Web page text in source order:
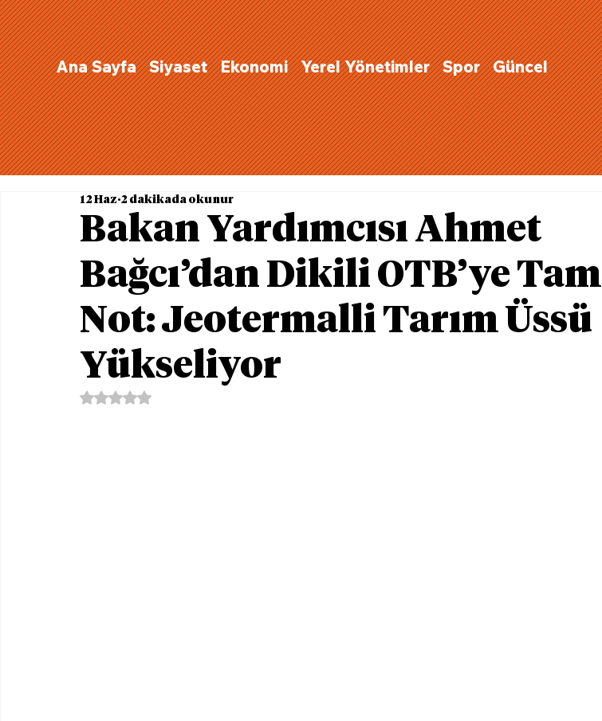
Ana Sayfa Siyaset Ekonomi Yerel Yönetimler Spor Güncel
Bakan Yardımcısı Ahmet
Bağcı’dan Dikili OTB’ye Tam
Not: Jeotermalli Tarım Üssü
Yükseliyor
12 Haz 2 dakikada okunur
5 üzerinden NaN yıldız